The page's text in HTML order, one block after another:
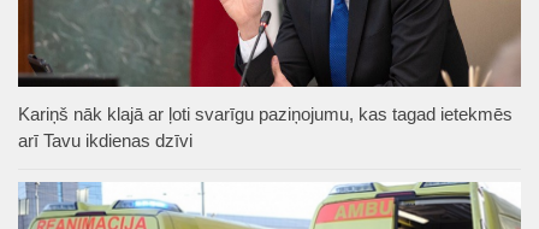
Kariņš nāk klajā ar ļoti svarīgu paziņojumu, kas tagad ietekmēs
arī Tavu ikdienas dzīvi